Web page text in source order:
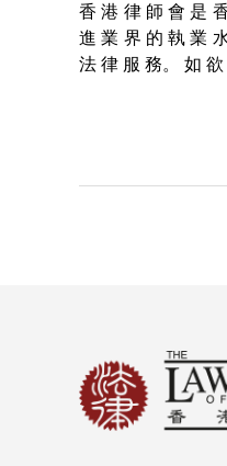
香 港 律 師 會 是
進 業 界 的 執 業
法 律 服 務。 如